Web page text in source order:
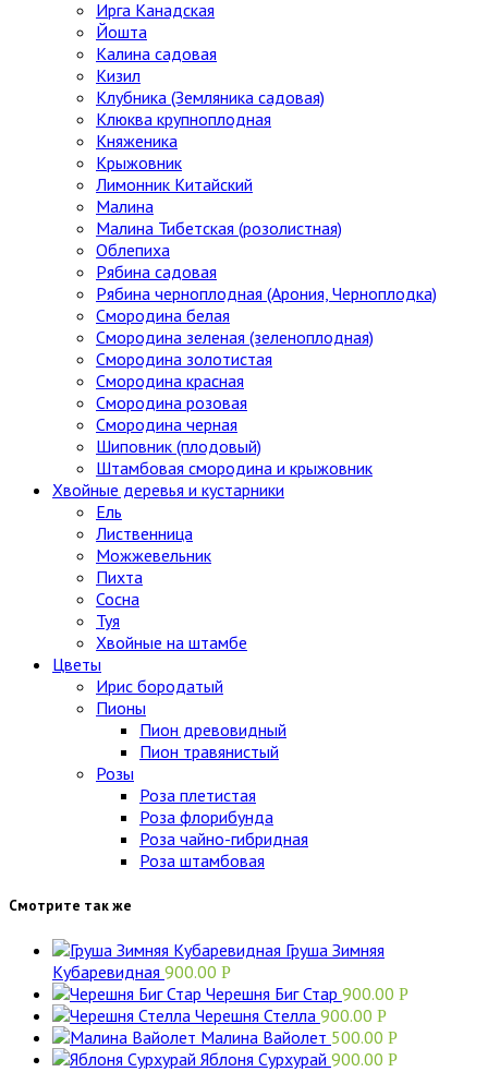
Ирга Канадская
Йошта
Калина садовая
Кизил
Клубника (Земляника садовая)
Клюква крупноплодная
Княженика
Крыжовник
Лимонник Китайский
Малина
Малина Тибетская (розолистная)
Облепиха
Рябина садовая
Рябина черноплодная (Арония, Черноплодка)
Смородина белая
Смородина зеленая (зеленоплодная)
Смородина золотистая
Смородина красная
Смородина розовая
Смородина черная
Шиповник (плодовый)
Штамбовая смородина и крыжовник
Хвойные деревья и кустарники
Ель
Лиственница
Можжевельник
Пихта
Сосна
Туя
Хвойные на штамбе
Цветы
Ирис бородатый
Пионы
Пион древовидный
Пион травянистый
Розы
Роза плетистая
Роза флорибунда
Роза чайно-гибридная
Роза штамбовая
Смотрите так же
Груша Зимняя
Кубаревидная 900.00 Р
Черешня Биг Стар 900.00 Р
Черешня Стелла 900.00 Р
Малина Вайолет 500.00 Р
Яблоня Сурхурай 900.00 Р